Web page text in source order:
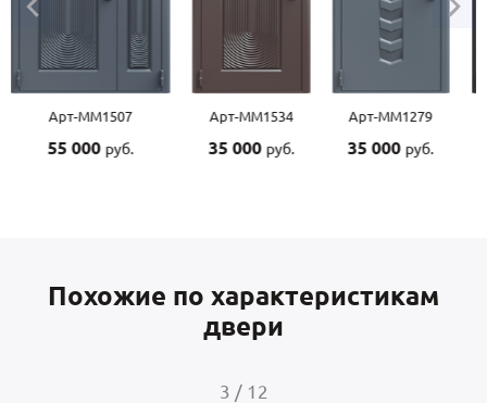
Арт-ММ1534
35 000руб.
Арт-ММ1279
35 000 руб.
Арт-ММ1570
45 000 руб.
Похожие по характеристикам
двери
4 / 12